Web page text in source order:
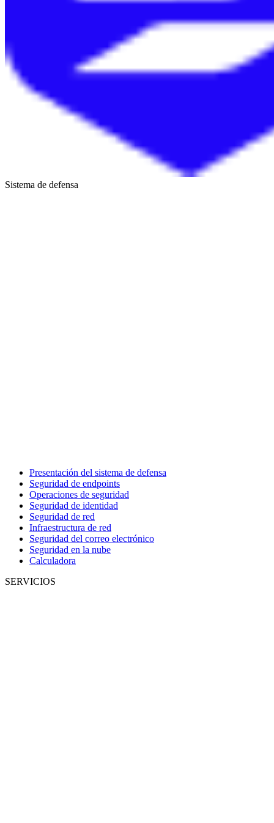
Sistema de defensa
Presentación del sistema de defensa
Seguridad de endpoints
Operaciones de seguridad
Seguridad de identidad
Seguridad de red
Infraestructura de red
Seguridad del correo electrónico
Seguridad en la nube
Calculadora
SERVICIOS